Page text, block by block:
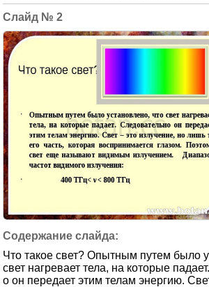
2
Что такое свет? Опытным путем было
свет нагревает тела, на которые
о он передает этим телам энергию.